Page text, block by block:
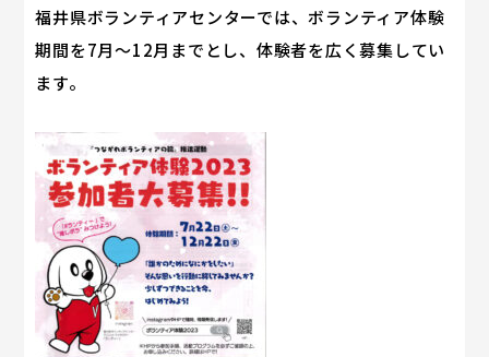
福井県ボランティアセンターでは、ボランティア体験
期間を7月～12月までとし、体験者を広く募集してい
ます。